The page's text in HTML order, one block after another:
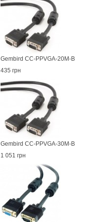
Gembird CC-PPVGA-20M-B
435 грн
Gembird CC-PPVGA-30M-B
1 051 грн